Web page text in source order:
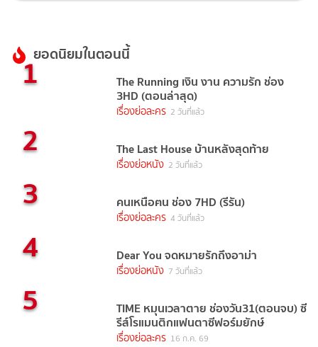
ยอดนิยมในตอนนี้
1 The Running เงิน งาน ความรัก ช่อง
3HD (ตอนล่าสุด)
เรื่องย่อละคร 2 วันที่แล้ว
2 The Last House บ้านหลังสุดท้าย
เรื่องย่อหนัง 2 วันที่แล้ว
3 คนเหนือฅน ช่อง 7HD (รีรัน)
เรื่องย่อละคร 4 วันที่แล้ว
4 Dear You จดหมายรักถึงอาม่า
เรื่องย่อหนัง 7 วันที่แล้ว
5 TIME หมุนเวลาตาย ช่องวัน31(ตอนจบ) ซี
รีส์โรแมนติกแฟนตาซีฟอร์มยักษ์
เรื่องย่อละคร 16 ก.ค. 69